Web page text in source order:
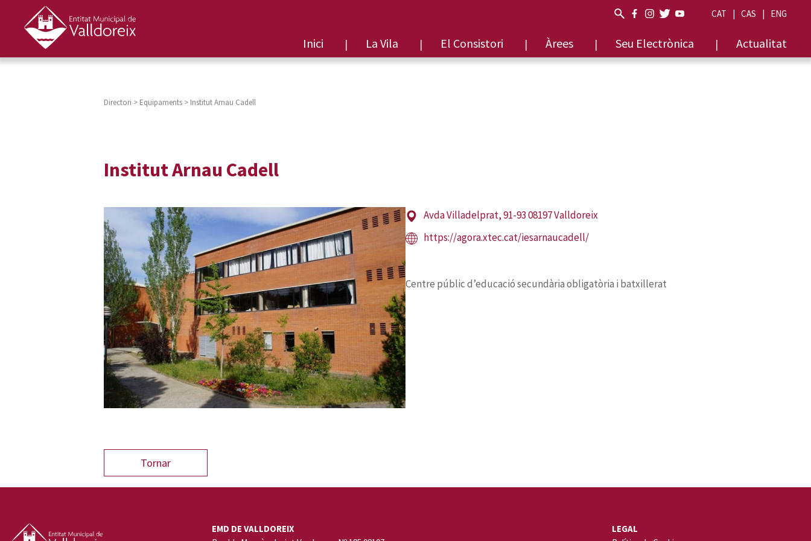
CAT CAS ENG
Inici La Vila El Consistori Àrees Seu Electrònica Actualitat
Directori > Equipaments > Institut Arnau Cadell
Avda Villadelprat, 91-93 08197 Valldoreix
https://agora.xtec.cat/iesarnaucadell/
Centre públic d’educació secundària obligatòria i batxillerat
EMD DE VALLDOREIX
LEGAL